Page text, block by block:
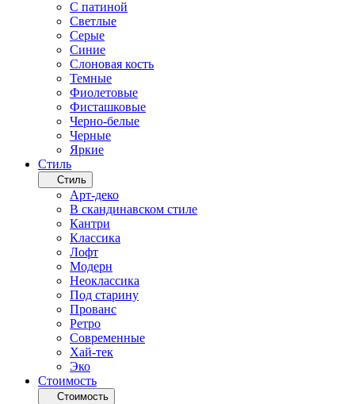
С патиной
Светлые
Серые
Синие
Слоновая кость
Темные
Фиолетовые
Фисташковые
Черно-белые
Черные
Яркие
Стиль
Стиль
Арт-деко
В скандинавском стиле
Кантри
Классика
Лофт
Модерн
Неоклассика
Под старину
Прованс
Ретро
Современные
Хай-тек
Эко
Стоимость
Стоимость